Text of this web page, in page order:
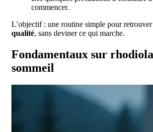
commencer.
L’objectif : une routine simple pour
qualité, sans deviner ce qui marche.
Fondamentaux sur
sommeil